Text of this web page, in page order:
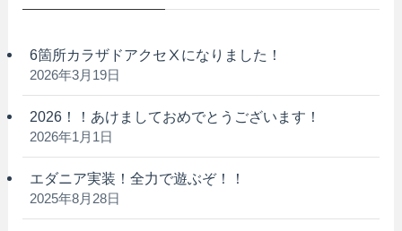
6箇所カラザドアクセⅩになりました！
2026年3月19日
2026！！あけましておめでとうございます！
2026年1月1日
エダニア実装！全力で遊ぶぞ！！
2025年8月28日